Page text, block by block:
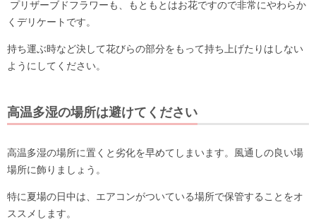
プリザーブドフラワーも、もともとはお花ですので非常にやわらか
くデリケートです。
持ち運ぶ時など決して花びらの部分をもって持ち上げたりはしない
ようにしてください。
高温多湿の場所は避けてください
高温多湿の場所に置くと劣化を早めてしまいます。風通しの良い場
場所に飾りましょう。
特に夏場の日中は、エアコンがついている場所で保管することをオ
ススメします。